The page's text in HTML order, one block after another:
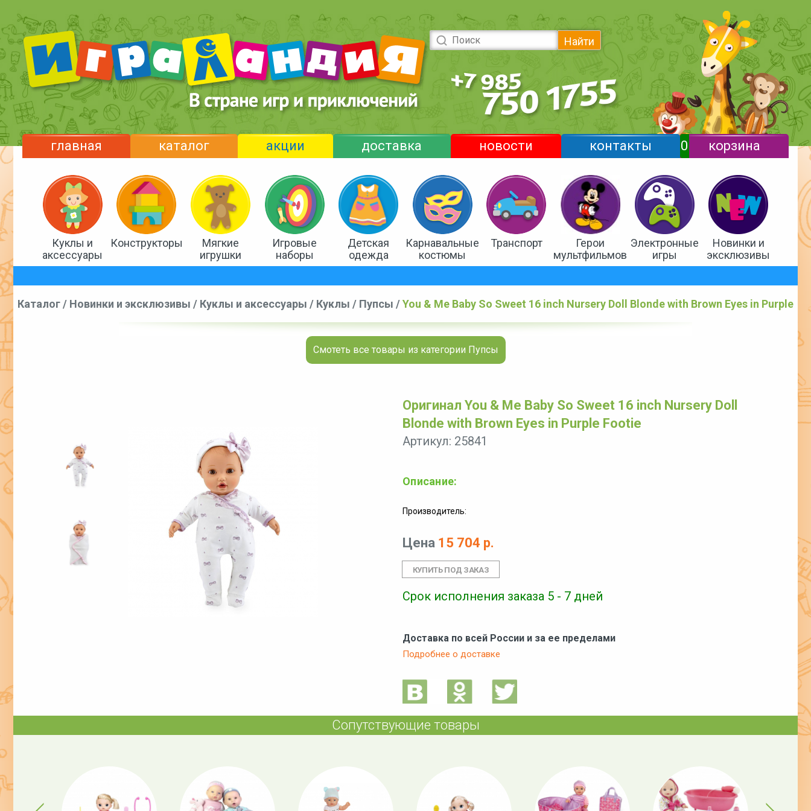
Найти
главная каталог акции доставка новости контакты 0 корзина
Куклы и
аксессуары
Конструкторы
Мягкие
игрушки
Игровые
наборы
Детская
одежда
Карнавальные
костюмы
Транспорт
Герои
мультфильмов
Электронные
игры
Новинки и
эксклюзивы
Каталог / Новинки и эксклюзивы / Куклы и аксессуары / Куклы / Пупсы /You & Me Baby So Sweet 16 inch Nursery Doll Blonde with Brown Eyes in Purple
Смотеть все товары из категории Пупсы
Оригинал You & Me Baby So Sweet 16 inch Nursery Doll
Blonde with Brown Eyes in Purple Footie
Артикул: 25841
Описание:
Производитель:
Цена 15 704 р.
Срок исполнения заказа 5 - 7 дней
Доставка по всей России и за ее пределами
Подробнее о доставке
Сопутствующие товары